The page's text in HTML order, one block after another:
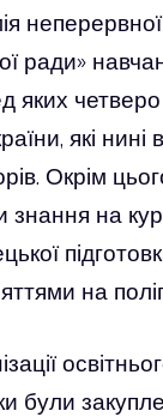
неперервної
ради»
яких
які нині
Окрім
знання на
на
були